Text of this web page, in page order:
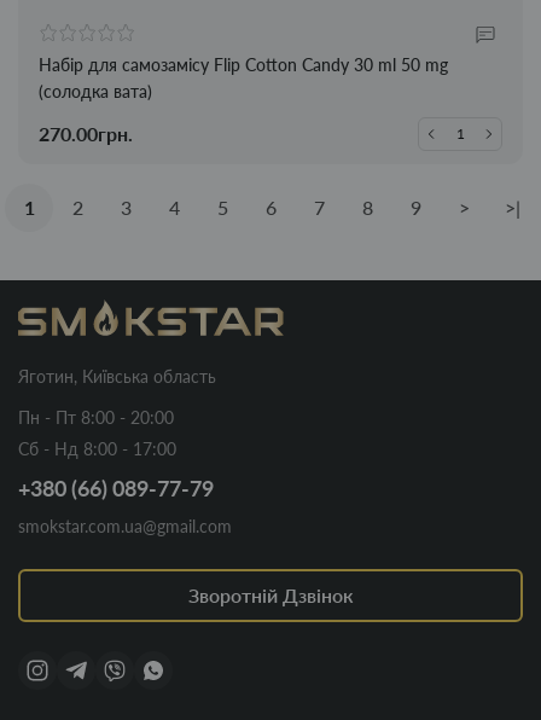
Набір для самозамісу Flip Cotton Candy 30 ml 50 mg
(солодка вата)
270.00грн.
1 2 3 4 5 6 7 8 9 > >|
Яготин, Київська область
Пн - Пт 8:00 - 20:00
Сб - Нд 8:00 - 17:00
+380 (66) 089-77-79
smokstar.com.ua@gmail.com
Зворотній Дзвінок